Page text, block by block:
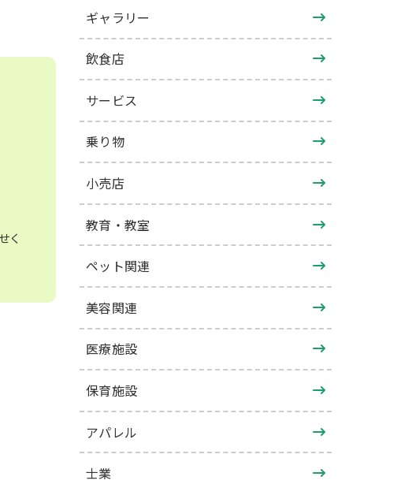
く
ギャラリー
飲食店
サービス
乗り物
小売店
教育・教室
ペット関連
美容関連
医療施設
保育施設
アパレル
士業